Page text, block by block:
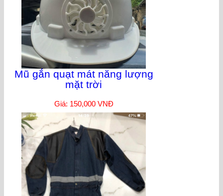
Mũ gắn quạt mát năng lượng
mặt trời
Giá: 150,000 VNĐ